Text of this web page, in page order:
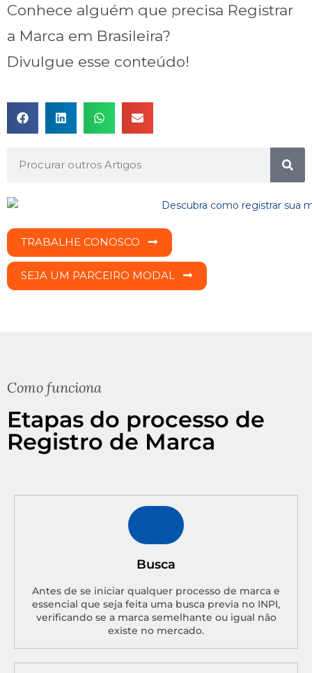
Conhece alguém que precisa Registrar
a Marca em Brasileira?
Divulgue esse conteúdo!
TRABALHE CONOSCO
SEJA UM PARCEIRO MODAL
Como funciona
Etapas do processo de
Registro de Marca
Busca
Antes de se iniciar qualquer processo de marca e
essencial que seja feita uma busca previa no INPI,
verificando se a marca semelhante ou igual não
existe no mercado.